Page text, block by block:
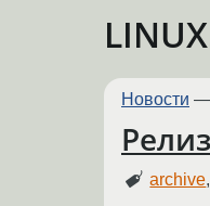
Новости —
archive,